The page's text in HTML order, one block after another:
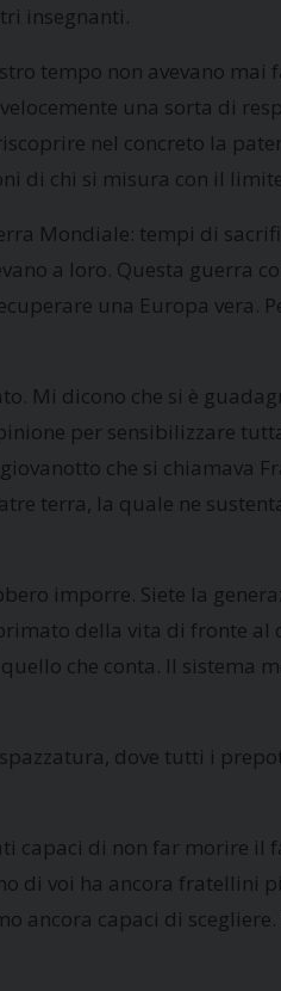
insegnanti.
tempo non avevano mai
una sorta di
nel concreto la
di chi si misura con il
Mondiale: tempi di
a loro. Questa guerra
una Europa vera.
Mi dicono che si è
per sensibilizzare
che si chiamava
terra, la quale ne
imporre. Siete la
della vita di fronte al
che conta. Il sistema
dove tutti i
capaci di non far morire il
di voi ha ancora fratellini
ancora capaci di